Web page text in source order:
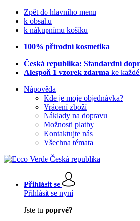
Zpět do hlavního menu
k obsahu
k nákupnímu košíku
100% přírodní kosmetika
Česká republika: Standardní
Alespoň 1 vzorek zdarma ke
Nápověda
Kde je moje objednávka?
Vrácení zboží
Náklady na dopravu
Možnosti platby
Kontaktujte nás
Všechna témata
Přihlásit se
Přihlásit se nyní
Jste tu poprvé?